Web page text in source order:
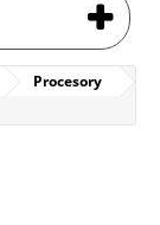
Procesory